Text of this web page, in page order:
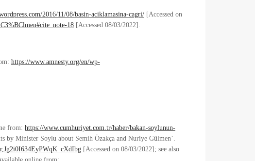
2016/11/08/basin-aciklamasina-cagri/ [Accessed on
18 [Accessed 08/03/2022].
https://www.amnesty.org/en/wp-
from: https://www.cumhuriyet.com.tr/haber/bakan-soylunun-
by Minister Soylu about Semih Özakça and Nuriye Gülmen’.
[Accessed on 08/03/2022]; see also